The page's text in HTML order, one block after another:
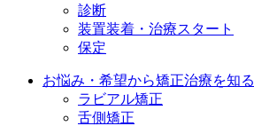
診断
装置装着・治療スタート
保定
お悩み・希望から矯正治療を知る
ラビアル矯正
舌側矯正